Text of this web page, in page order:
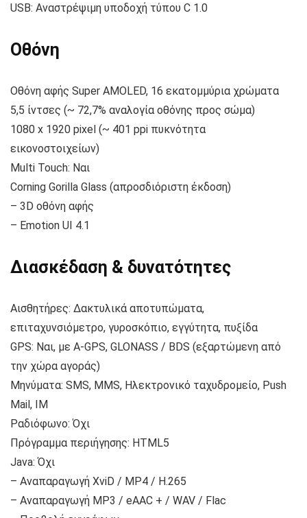
USB: Αναστρέψιμη υποδοχή τύπου C 1.0
Οθόνη
Οθόνη αφής Super AMOLED, 16 εκατομμύρια χρώματα
5,5 ίντσες (~ 72,7% αναλογία οθόνης προς σώμα)
1080 x 1920 pixel (~ 401 ppi πυκνότητα
εικονοστοιχείων)
Multi Touch: Ναι
Corning Gorilla Glass (απροσδιόριστη έκδοση)
– 3D οθόνη αφής
– Emotion UI 4.1
Διασκέδαση & δυνατότητες
Αισθητήρες: Δακτυλικά αποτυπώματα,
επιταχυνσιόμετρο, γυροσκόπιο, εγγύτητα, πυξίδα
GPS: Ναι, με A-GPS, GLONASS / BDS (εξαρτώμενη από
την χώρα αγοράς)
Μηνύματα: SMS, MMS, Ηλεκτρονικό ταχυδρομείο, Push
Mail, IM
Ραδιόφωνο: Όχι
Πρόγραμμα περιήγησης: HTML5
Java: Όχι
– Αναπαραγωγή XviD / MP4 / H.265
– Αναπαραγωγή MP3 / eAAC + / WAV / Flac